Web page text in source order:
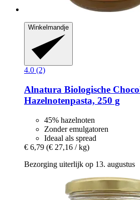
Winkelmandje
4.0 (2)
Alnatura Biologische
Hazelnotenpasta, 250 g
45% hazelnoten
Zonder emulgatoren
Ideaal als spread
€ 6,79 (€ 27,16 / kg)
Bezorging uiterlijk op 13. augustus